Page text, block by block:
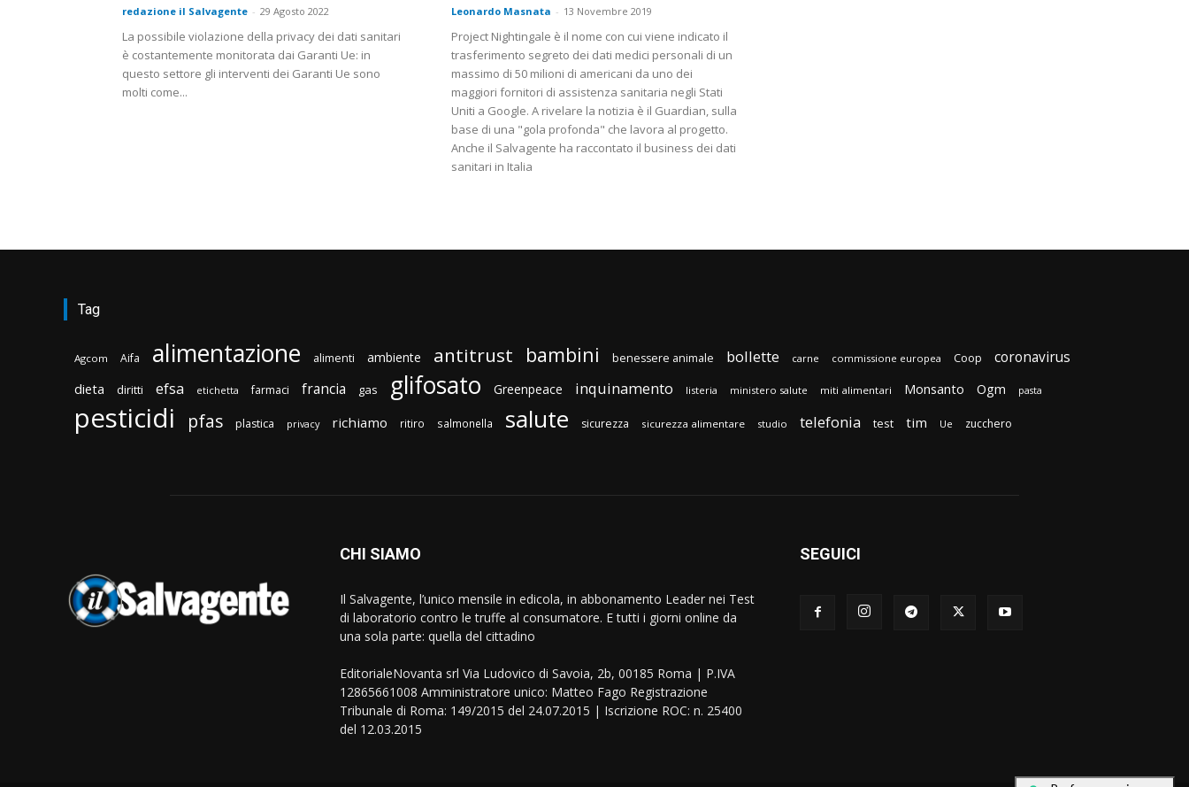
redazione il Salvagente - 29 Agosto 2022
La possibile violazione della privacy dei dati sanitari
è costantemente monitorata dai Garanti Ue: in
questo settore gli interventi dei Garanti Ue sono
molti come...
Leonardo Masnata - 13 Novembre 2019
Project Nightingale è il nome con cui viene indicato il
trasferimento segreto dei dati medici personali di un
massimo di 50 milioni di americani da uno dei
maggiori fornitori di assistenza sanitaria negli Stati
Uniti a Google. A rivelare la notizia è il Guardian, sulla
base di una "gola profonda" che lavora al progetto.
Anche il Salvagente ha raccontato il business dei dati
sanitari in Italia
Tag
Agcom Aifa alimentazione alimenti ambiente antitrust bambini benessere animale bollette carne commissione europea Coop coronavirus
dieta diritti efsa etichetta farmaci francia gas glifosato Greenpeace inquinamento listeria ministero salute miti alimentari Monsanto Ogm pasta
pesticidi pfas plastica privacy richiamo ritiro salmonella salute sicurezza sicurezza alimentare studio telefonia test tim Ue zucchero
CHI SIAMO
Il Salvagente, l’unico mensile in edicola, in abbonamento Leader nei Test
di laboratorio contro le truffe al consumatore. E tutti i giorni online da
una sola parte: quella del cittadino
EditorialeNovanta srl Via Ludovico di Savoia, 2b, 00185 Roma | P.IVA
12865661008 Amministratore unico: Matteo Fago Registrazione
Tribunale di Roma: 149/2015 del 24.07.2015 | Iscrizione ROC: n. 25400
del 12.03.2015
SEGUICI